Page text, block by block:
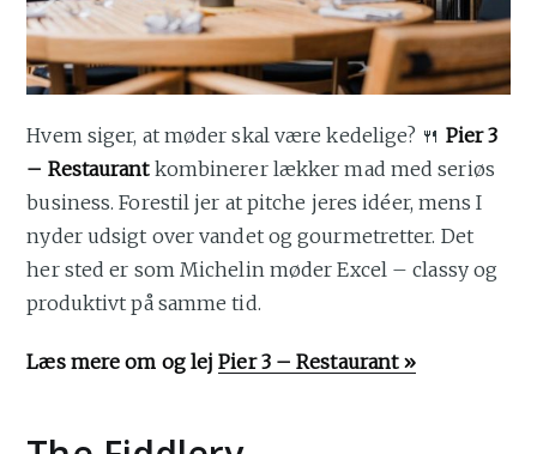
Hvem siger, at møder skal være kedelige? 🍴 Pier 3
– Restaurantkombinerer lækker mad med seriøs
business. Forestil jer at pitche jeres idéer, mens I
nyder udsigt over vandet og gourmetretter. Det
her sted er som Michelin møder Excel – classy og
produktivt på samme tid.
Læs mere om og lejPier 3 – Restaurant »